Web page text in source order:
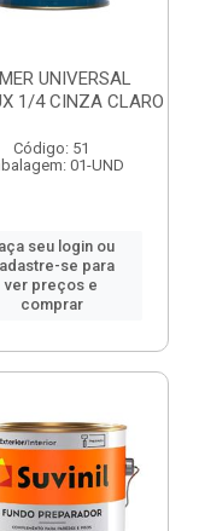
UNIVERSAL
1/4 CINZA CLARO
Código: 51
01-UND
seu login ou
se para
ver preços e
comprar